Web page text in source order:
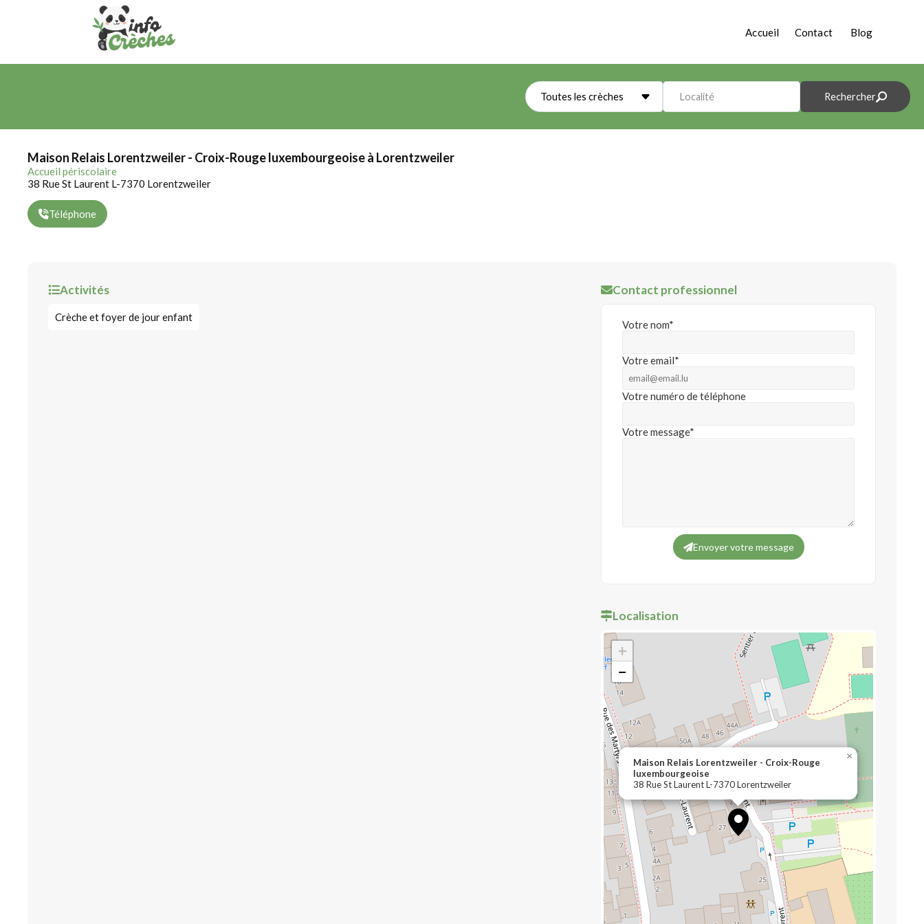
Accueil Contact Blog
Toutes les crèches Localité Rechercher
Maison Relais Lorentzweiler - Croix-Rouge luxembourgeoise à Lorentzweiler
Accueil périscolaire
38 Rue St Laurent L-7370 Lorentzweiler
Téléphone
Activités
Crèche et foyer de jour enfant
Contact professionnel
Votre nom*
Votre email*
Votre numéro de téléphone
Votre message*
Envoyer votre message
Localisation
Maison Relais Lorentzweiler - Croix-Rouge
luxembourgeoise
38 Rue St Laurent L-7370 Lorentzweiler
×
+
−